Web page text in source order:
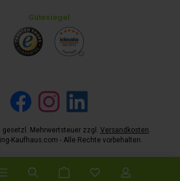
anzeigen
Gütesiegel
Facebook Instagram LinkedIn
gesetzl. Mehrwertsteuer zzgl. Versandkosten.
Kaufhaus.com - Alle Rechte vorbehalten.